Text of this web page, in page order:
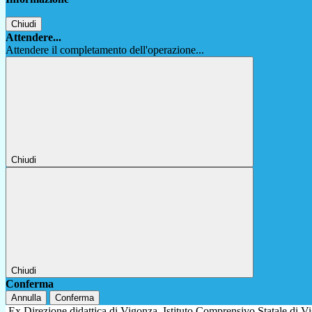
Chiudi
Attendere...
Attendere il completamento dell'operazione...
Chiudi
Chiudi
Conferma
Annulla Conferma